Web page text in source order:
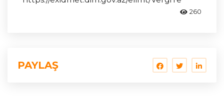
260
PAYLAŞ